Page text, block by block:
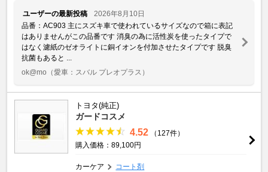
ユーザーの最新投稿
2026年8月10日
品番：AC903 主にスズキ車で使われているサイズなので箱に表記
はありませんがこの品番です 消臭の為に活性炭を使ったタイプで
はなく濾紙のゼオライトに銅イオンを付加させたタイプです 脱臭
抗菌もあると ...
ok@mo （愛車：スバル プレオプラス）
トヨタ(純正)
ガードコスメ
4.52
（127件）
購入価格：89,100円
カーケア コート剤